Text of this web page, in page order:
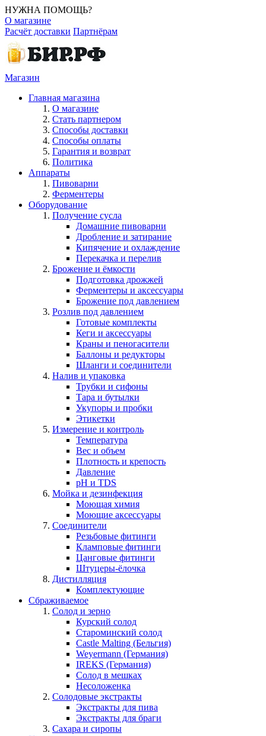
НУЖНА ПОМОЩЬ?
О магазине
Расчёт доставки Партнёрам
Магазин
Главная магазина
О магазине
Стать партнером
Способы доставки
Способы оплаты
Гарантия и возврат
Политика
Аппараты
Пивоварни
Ферментеры
Оборудование
Получение сусла
Домашние пивоварни
Дробление и затирание
Кипячение и охлаждение
Перекачка и перелив
Брожение и ёмкости
Подготовка дрожжей
Ферментеры и аксессуары
Брожение под давлением
Розлив под давлением
Готовые комплекты
Кеги и аксессуары
Краны и пеногасители
Баллоны и редукторы
Шланги и соединители
Налив и упаковка
Трубки и сифоны
Тара и бутылки
Укупоры и пробки
Этикетки
Измерение и контроль
Температура
Вес и объем
Плотность и крепость
Давление
pH и TDS
Мойка и дезинфекция
Моющая химия
Моющие аксессуары
Соединители
Резьбовые фитинги
Кламповые фитинги
Цанговые фитинги
Штуцеры-ёлочка
Дистилляция
Комплектующие
Сбраживаемое
Солод и зерно
Курский солод
Староминский солод
Castle Malting (Бельгия)
Weyermann (Германия)
IREKS (Германия)
Солод в мешках
Несоложенка
Солодовые экстракты
Экстракты для пива
Экстракты для браги
Сахара и сиропы